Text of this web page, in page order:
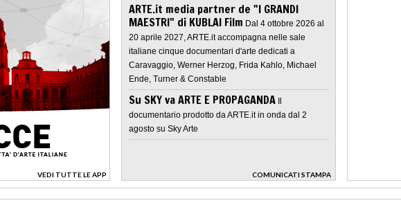
VEDI TUTTE LE APP
>
ARTE.it media partner de "I GRANDI
MAESTRI" di KUBLAI Film Dal 4 ottobre 2026 al
20 aprile 2027, ARTE.it accompagna nelle sale
italiane cinque documentari d'arte dedicati a
Caravaggio, Werner Herzog, Frida Kahlo, Michael
Ende, Turner & Constable
Su SKY va ARTE E PROPAGANDA Il
documentario prodotto da ARTE.it in onda dal 2
agosto su Sky Arte
COMUNICATI STAMPA
>